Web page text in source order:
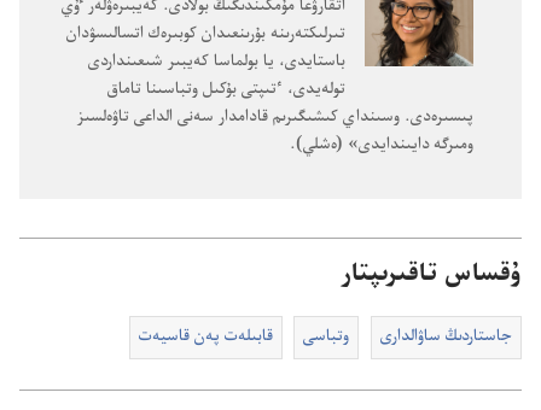
اتقارۋعا مۇ‌مكىندىگىڭ بولادى.‏ كە‌يبىرە‌ۋلە‌ر ٷي
تىرلىكتە‌رىنە بۇ‌رىنعىدان كوبىرە‌ك اتسالىسۋدان
باستايدى،‏ يا بولماسا كە‌يبىر شىعىنداردى
تولە‌يدى،‏ ٴ‌تىپتى بۇ‌كىل وتباسىنا تاماق
پىسىرە‌دى.‏ وسىنداي كىشىگىرىم قادامدار سە‌نى الداعى تاۋە‌لسىز
ومىرگە دايىندايدى» (‏ە‌شلي)‏.‏
ۇقساس تاقىرىپتار
جاستاردىڭ ساۋالدارى وتباسى قابىلە‌ت پە‌ن قاسيە‌ت